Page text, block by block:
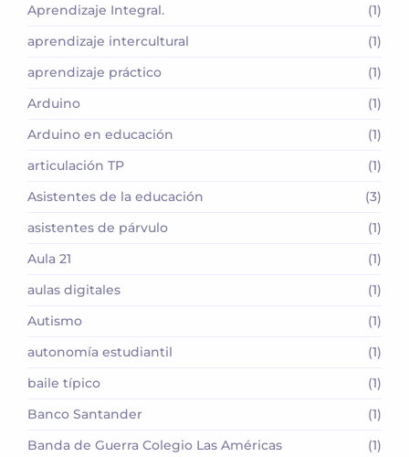
Aprendizaje Integral.
(1)
aprendizaje intercultural
(1)
aprendizaje práctico
(1)
Arduino
(1)
Arduino en educación
(1)
articulación TP
(1)
Asistentes de la educación
(3)
asistentes de párvulo
(1)
Aula 21
(1)
aulas digitales
(1)
Autismo
(1)
autonomía estudiantil
(1)
baile típico
(1)
Banco Santander
(1)
Banda de Guerra Colegio Las Américas
(1)